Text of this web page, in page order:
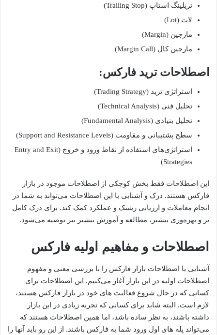
تریلینگ استاپ (Trailing Stop)
لات (Lot)
مارجین (Margin)
مارجین کال (Margin Call)
اصطلاحات ترید فارکس:
استراتژی ترید (Trading Strategy)
تحلیل فنی (Technical Analysis)
تحلیل بنیادی (Fundamental Analysis)
سطح پشتیبانی و مقاومت (Support and Resistance Levels)
استراتژی‌های استفاده از نقاط ورود و خروج (Entry and Exit
Strategies)
این اصطلاحات فقط بخش کوچکی از اصطلاحات موجود در بازار
فارکس هستند. درک و آشنایی با این اصطلاحات می‌تواند به شما در
انجام معاملات و ارزیابی ریسک و عملکرد کمک کند. برای درک کامل
تر و بهره‌وری بیشتر، مطالعه و آموزش بیشتر نیز توصیه می‌شود.
اصطلاحات و مفاهیم اولیه فارکس
آشنایی با اصطلاحات بازار فارکس را با بررسی معنی و مفهوم
اصطلاحات اولیه در این بازار آغاز می‌کنیم. این اصطلاحات برای
کسانی که در حال شروع فعالیت های خود در بازار فارکس هستند،
لازم است. البته شاید برای کسانی که تجربه زیادی در این بازار
داشته باشند، به نظر ساده باشد، اما همین اصطلاحات هستند که
می‌تواند پله های اول ورود شما به فارکس باشند. از این رو باید آنها را